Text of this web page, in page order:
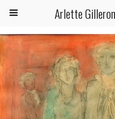
Arlette